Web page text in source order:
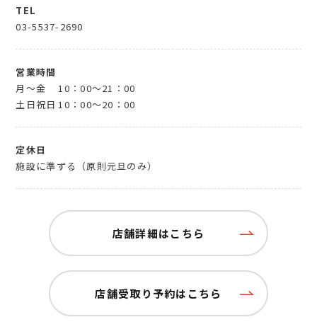
TEL
03-5537-2690
営業時間
月～金
10：00～21：00
土日祝日 10：00～20：00
定休日
施設に準ずる（原則元旦のみ）
店舗詳細はこちら
店舗受取り予約はこちら